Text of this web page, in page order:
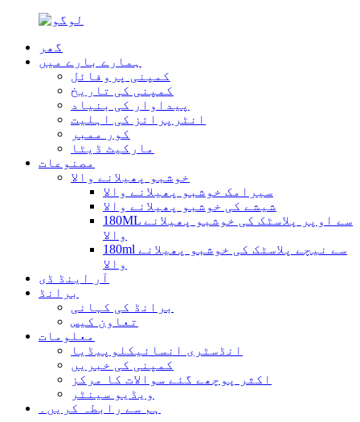
گھر
ہمارے بارے میں
کمپنی پروفائل
کمپنی کی تاریخ
پیداوار کی بنیاد
انٹرپرائز کی اہلیت
کور ممبر
مارکیٹ ڈیٹا
مصنوعات
خوشبو پھیلانے والا
سیرامک ​​خوشبو پھیلانے والا
شیشے کی خوشبو پھیلانے والا
180ML سے اوپر پلاسٹک کی خوشبو پھیلانے
والا
180ml سے نیچے پلاسٹک کی خوشبو پھیلانے
والا
آر اینڈ ڈی
برانڈ
برانڈ کی کہانی
تعاون کیس
معلومات
انڈسٹری انسائیکلوپیڈیا
کمپنی کی خبریں
اکثر پوچھے گئے سوالات کا مرکز
ویڈیو سینٹر
ہم سے رابطہ کریں۔